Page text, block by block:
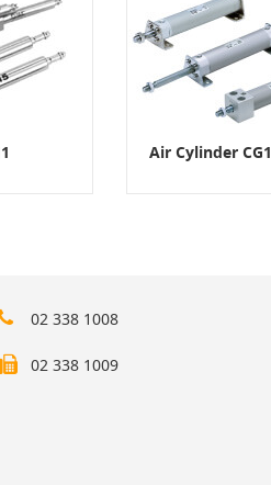
Air Cylinder
02 338 1008
02 338 1009